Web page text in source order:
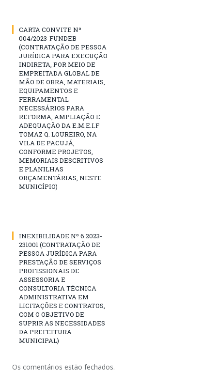
CARTA CONVITE Nº
004/2023-FUNDEB
(CONTRATAÇÃO DE PESSOA
JURÍDICA PARA EXECUÇÃO
INDIRETA, POR MEIO DE
EMPREITADA GLOBAL DE
MÃO DE OBRA, MATERIAIS,
EQUIPAMENTOS E
FERRAMENTAL
NECESSÁRIOS PARA
REFORMA, AMPLIAÇÃO E
ADEQUAÇÃO DA E.M.E.I.F
TOMAZ Q. LOUREIRO, NA
VILA DE PACUJÁ,
CONFORME PROJETOS,
MEMORIAIS DESCRITIVOS
E PLANILHAS
ORÇAMENTÁRIAS, NESTE
MUNICÍPIO)
INEXIBILIDADE Nº 6.2023-
231001 (CONTRATAÇÃO DE
PESSOA JURÍDICA PARA
PRESTAÇÃO DE SERVIÇOS
PROFISSIONAIS DE
ASSESSORIA E
CONSULTORIA TÉCNICA
ADMINISTRATIVA EM
LICITAÇÕES E CONTRATOS,
COM O OBJETIVO DE
SUPRIR AS NECESSIDADES
DA PREFEITURA
MUNICIPAL)
Os comentários estão fechados.